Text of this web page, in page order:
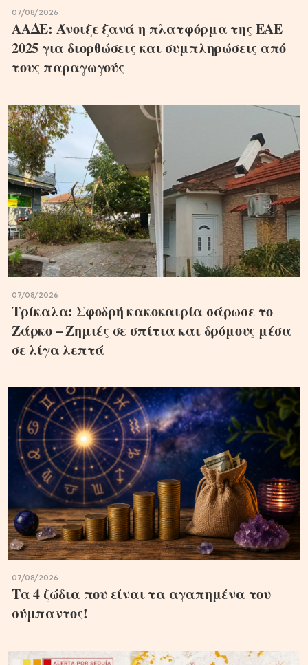
07/08/2026
ΑΑΔΕ: Άνοιξε ξανά η πλατφόρμα της ΕΑΕ
2025 για διορθώσεις και συμπληρώσεις από
τους παραγωγούς
07/08/2026
Τρίκαλα: Σφοδρή κακοκαιρία σάρωσε το
Ζάρκο – Ζημιές σε σπίτια και δρόμους μέσα
σε λίγα λεπτά
07/08/2026
Τα 4 ζώδια που είναι τα αγαπημένα του
σύμπαντος!